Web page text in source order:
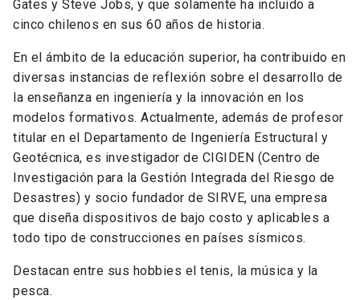
Gates y Steve Jobs, y que solamente ha incluido a
cinco chilenos en sus 60 años de historia.
En el ámbito de la educación superior, ha contribuido en
diversas instancias de reflexión sobre el desarrollo de
la enseñanza en ingeniería y la innovación en los
modelos formativos. Actualmente, además de profesor
titular en el Departamento de Ingeniería Estructural y
Geotécnica, es investigador de CIGIDEN (Centro de
Investigación para la Gestión Integrada del Riesgo de
Desastres) y socio fundador de SIRVE, una empresa
que diseña dispositivos de bajo costo y aplicables a
todo tipo de construcciones en países sísmicos.
Destacan entre sus hobbies el tenis, la música y la
pesca.